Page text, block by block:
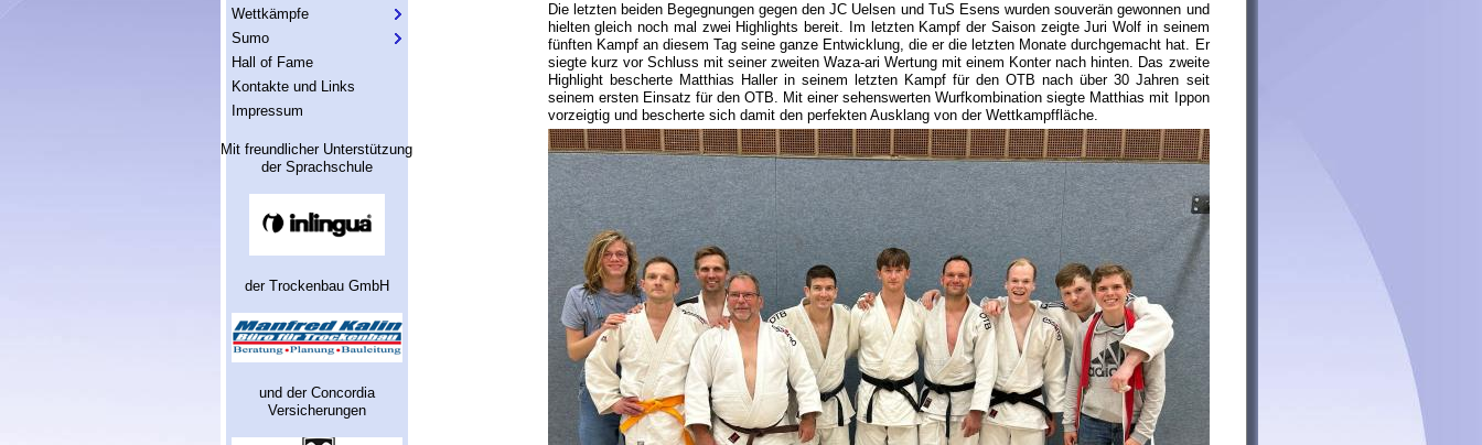
Wettkämpfe
Sumo
Hall of Fame
Kontakte und Links
Impressum
Mit freundlicher Unterstützung
der Sprachschule
der Trockenbau GmbH
und der Concordia
Versicherungen
Die letzten beiden Begegnungen gegen den JC Uelsen und TuS Esens wurden souverän gewonnen und
hielten gleich noch mal zwei Highlights bereit. Im letzten Kampf der Saison zeigte Juri Wolf in seinem
fünften Kampf an diesem Tag seine ganze Entwicklung, die er die letzten Monate durchgemacht hat. Er
siegte kurz vor Schluss mit seiner zweiten Waza-ari Wertung mit einem Konter nach hinten. Das zweite
Highlight bescherte Matthias Haller in seinem letzten Kampf für den OTB nach über 30 Jahren seit
seinem ersten Einsatz für den OTB. Mit einer sehenswerten Wurfkombination siegte Matthias mit Ippon
vorzeigtig und bescherte sich damit den perfekten Ausklang von der Wettkampffläche.